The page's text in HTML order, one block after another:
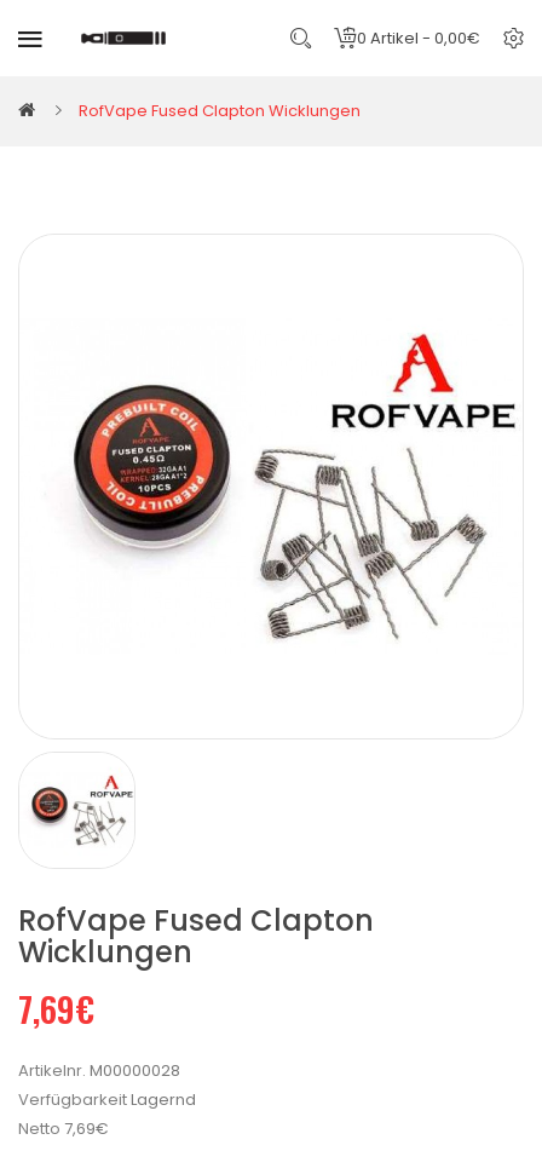
0 Artikel - 0,00€
RofVape Fused Clapton Wicklungen
RofVape Fused Clapton
Wicklungen
7,69€
Artikelnr. M00000028
VerfügbarkeitLagernd
Netto 7,69€